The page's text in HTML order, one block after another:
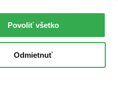
Povoliť všetko
Odmietnuť